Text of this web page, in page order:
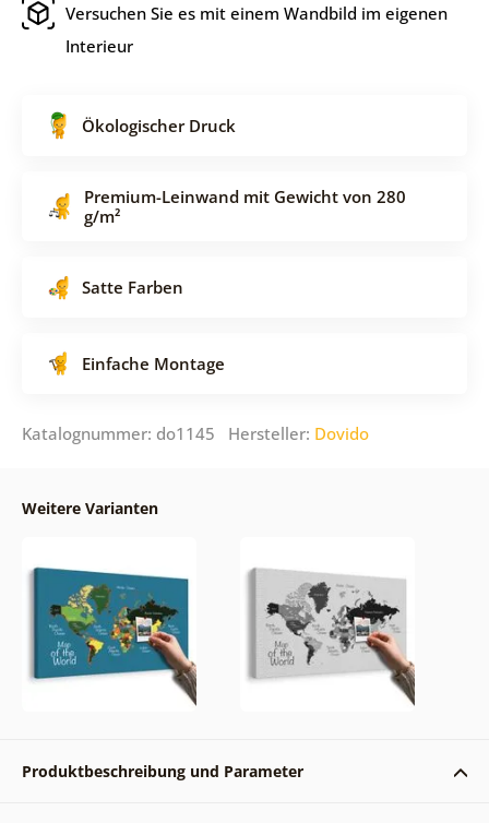
Versuchen Sie es mit einem Wandbild im eigenen
Interieur
Ökologischer Druck
Premium-Leinwand mit Gewicht von 280
g/m²
Satte Farben
Einfache Montage
Katalognummer: do1145 Hersteller: Dovido
Weitere Varianten
Produktbeschreibung und Parameter